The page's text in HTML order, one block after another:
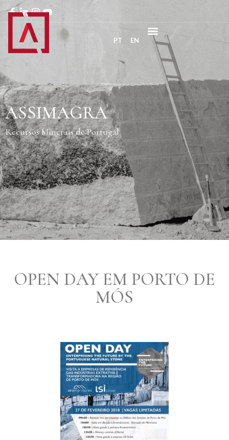
PT EN
ASSIMAGRA
Recursos Minerais de Portugal
OPEN DAY EM PORTO DE
MÓS